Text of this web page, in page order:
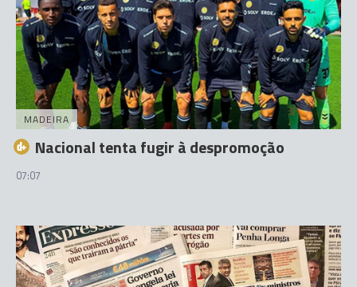
MADEIRA
Nacional tenta fugir à despromoção
07:07